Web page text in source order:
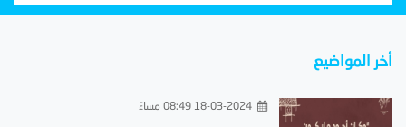
أخر المواضيع
18-03-2024 08:49 مساءً